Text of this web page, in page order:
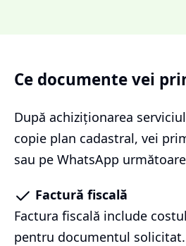
Ce documente vei
După achiziționarea
copie plan cadastral, vei
sau pe WhatsApp
Factură fiscală
Factura fiscală include
pentru documentul solicitat.